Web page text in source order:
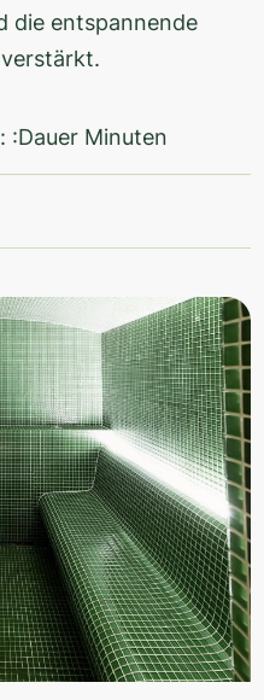
die entspannende
:Dauer Minuten